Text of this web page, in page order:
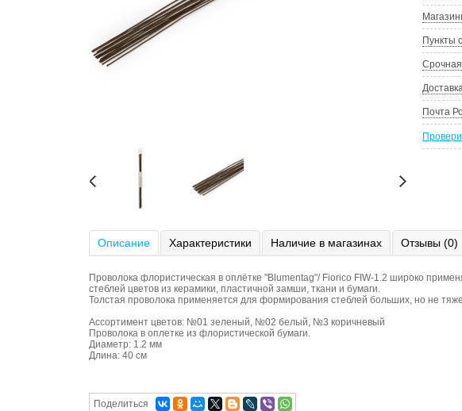
Пункты
Срочная
Почта
Описание Характеристики Наличие в магазинах Отзывы (0)
Проволока флористическая в оплётке "Blumentag"/ Fiorico FIW-1.2 широко
стеблей цветов из керамики, пластичной замши, ткани и бумаги.
Толстая проволока применяется для формирования стеблей больших, но не
Ассортимент цветов: №01 зеленый, №02 белый, №3 коричневый
Проволока в оплетке из флористической бумаги.
Диаметр: 1.2 мм
Длина: 40 см
Поделиться